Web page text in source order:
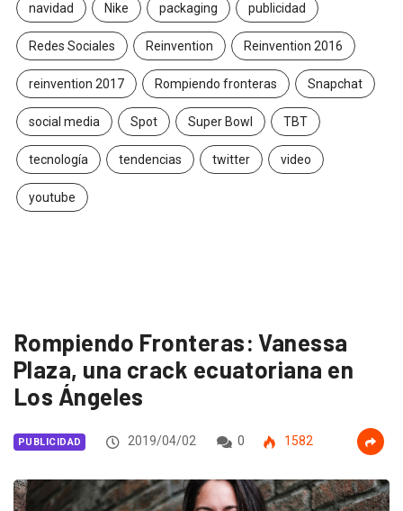
navidad Nike packaging publicidad
Redes Sociales Reinvention Reinvention 2016
reinvention 2017 Rompiendo fronteras Snapchat
social media Spot Super Bowl TBT
tecnología tendencias twitter video
youtube
Rompiendo Fronteras: Vanessa
Plaza, una crack ecuatoriana en
Los Ángeles
PUBLICIDAD 2019/04/02 0 1582